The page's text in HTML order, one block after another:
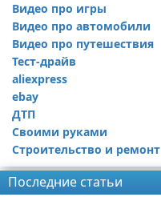
Видео про игры
Видео про автомобили
Ремонт автомобиля
Видео про путешествия
Тест-драйв
aliexpress
ebay
ДТП
Своими руками
Строительство и ремонт
Последние статьи